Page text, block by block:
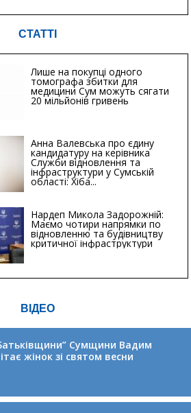
СТАТТІ
Лише на покупці одного
томографа збитки для
медицини Сум можуть сягати
20 мільйонів гривень
Анна Валевська про єдину
кандидатуру на керівника
Служби відновлення та
інфраструктури у Сумській
області: Хіба...
Нардеп Микола Задорожній:
Маємо чотири напрямки по
відновленню та будівництву
критичної інфраструктури
ВІДЕО
Сумщини Вадим
жінок зі святом весни